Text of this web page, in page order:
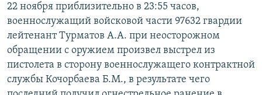
поискуЎЗБЕКЧА
TÜRKMENÇE
Все сайты РСЕ/РС
22 ноября приблизительно в 23:55 часов,
военнослужащий войсковой части 97632 гвардии
лейтенант Турматов А.А. при неосторожном
обращении с оружием произвел выстрел из
пистолета в сторону военнослужащего контрактной
службы Кочорбаева Б.М., в результате чего